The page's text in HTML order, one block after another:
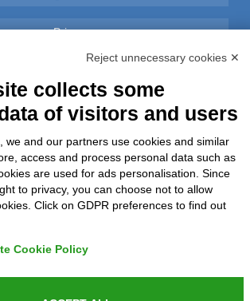
Privacy
Complaints
Refunds and Indemnities
Contacts
Reject unnecessary cookies ✕
collects some
of visitors and users
we and our partners use cookies and similar
access and process personal data such as
are used for ads personalisation. Since
to privacy, you can choose not to allow
Click on GDPR preferences to find out
Cookie Policy